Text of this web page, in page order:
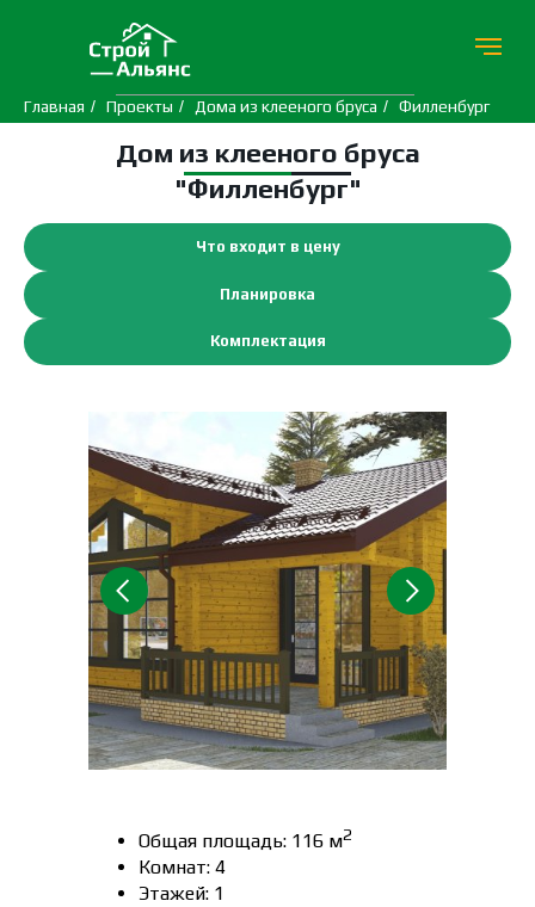
Главная / Проекты / Дома из клееного бруса / Филленбург
Дом из клееного бруса
"Филленбург"
Что входит в цену
Планировка
Комплектация
Общая площадь: 116 м2
Комнат: 4
Этажей: 1